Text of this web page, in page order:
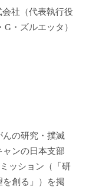
会社 （代表執行役
G・ズルエッタ）
の研究・撲滅
ンの日本支部
ッション（「研
創る」）を掲